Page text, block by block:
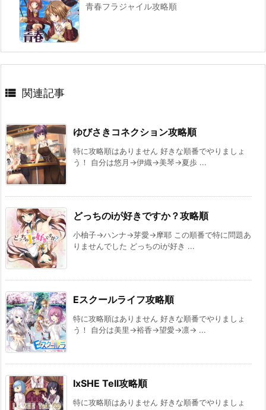
青春フラジャイル攻略順
 関連記事
ゆびさきコネクション攻略順
特に攻略順はありません 好きな順番でやりましょ
う！ 自分は悠月→伊織→美琴→夏歩 ...
どっちのiが好きですか？攻略順
小柚子→ハンナ→芽愛→摩耶 この順番で特に問題あ
りませんでした どっちのiが好き ...
Eスクールライフ攻略順
特に攻略順はありません 好きな順番でやりましょ
う！ 自分は美里→裕香→望愛→凛→ ...
IxSHE Tell攻略順
特に攻略順はありません 好きな順番でやりましょ